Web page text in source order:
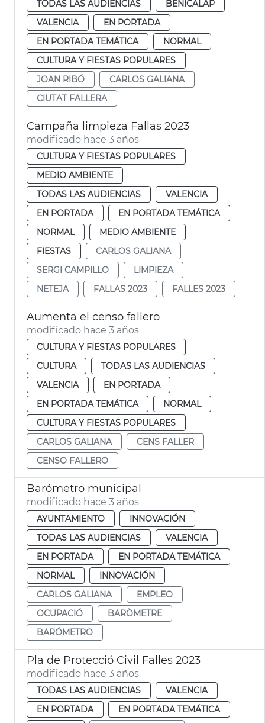
TODAS LAS AUDIENCIAS
BENICALAP
VALENCIA
EN PORTADA
EN PORTADA TEMÁTICA
NORMAL
CULTURA Y FIESTAS POPULARES
JOAN RIBÓ
CARLOS GALIANA
CIUTAT FALLERA
Campaña limpieza Fallas 2023
modificado hace 3 años
CULTURA Y FIESTAS POPULARES
MEDIO AMBIENTE
TODAS LAS AUDIENCIAS
VALENCIA
EN PORTADA
EN PORTADA TEMÁTICA
NORMAL
MEDIO AMBIENTE
FIESTAS
CARLOS GALIANA
SERGI CAMPILLO
LIMPIEZA
NETEJA
FALLAS 2023 FALLES 2023
Aumenta el censo fallero
modificado hace 3 años
CULTURA Y FIESTAS POPULARES
CULTURA
TODAS LAS AUDIENCIAS
VALENCIA
EN PORTADA
EN PORTADA TEMÁTICA
NORMAL
CULTURA Y FIESTAS POPULARES
CARLOS GALIANA
CENS FALLER
CENSO FALLERO
Barómetro municipal
modificado hace 3 años
AYUNTAMIENTO
INNOVACIÓN
TODAS LAS AUDIENCIAS
VALENCIA
EN PORTADA
EN PORTADA TEMÁTICA
NORMAL
INNOVACIÓN
CARLOS GALIANA
EMPLEO
OCUPACIÓ
BARÒMETRE
BARÓMETRO
Pla de Protecció Civil Falles 2023
modificado hace 3 años
TODAS LAS AUDIENCIAS
VALENCIA
EN PORTADA
EN PORTADA TEMÁTICA